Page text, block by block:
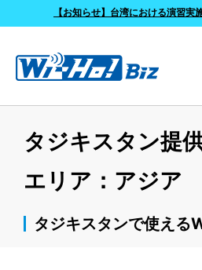
【お知らせ】台湾における演習実
よくあるご質問
タジキスタン提
エリア：アジア
タジキスタンで使える